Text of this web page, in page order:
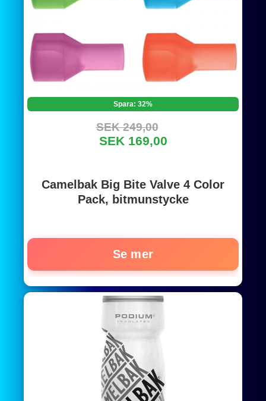
Spara: 32%
SEK 249,00
SEK 169,00
Camelbak Big Bite Valve 4 Color
Pack, bitmunstycke
Se mer